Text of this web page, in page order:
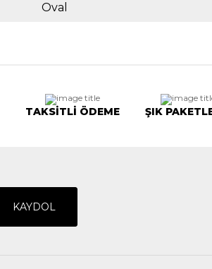
Oval
TAKSİTLİ ÖDEME ŞIK
KAYDOL